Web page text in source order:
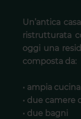
Un’antica
ristrutturata
oggi una
composta da:
• ampia cucina
• due camere
• due bagni